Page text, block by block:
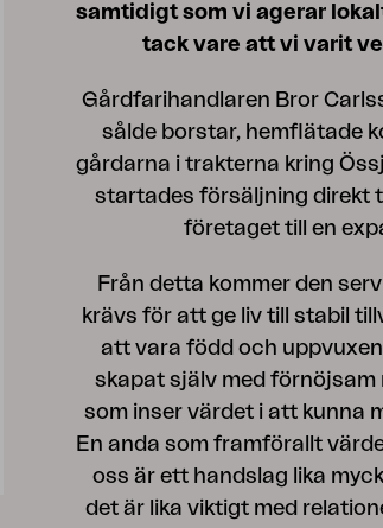
samtidigt som vi agerar
tack vare att vi varit
Gårdfarihandlaren Bror
sålde borstar, hemflätade
gårdarna i trakterna kring
startades försäljning direkt
företaget till en
Från detta kommer den
krävs för att ge liv till stabil
att vara född och
skapat själv med
som inser värdet i att kunna
En anda som framförallt
oss är ett handslag lika
det är lika viktigt med